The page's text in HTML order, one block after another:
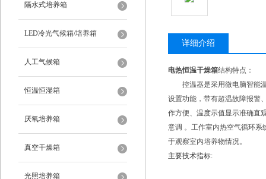
隔水式培养箱
LED冷光气候箱/培养箱
人工气候箱
恒温恒湿箱
厌氧培养箱
真空干燥箱
光照培养箱
详细介绍
电热恒温干燥箱结构特点：
控温器是采用微电脑智能温
设置功能，带有超温故障报警
作方便、温度示值显示准确直
意调 。工作室内热空气循环系
于观察室内培养物情况。
主要技术指标: